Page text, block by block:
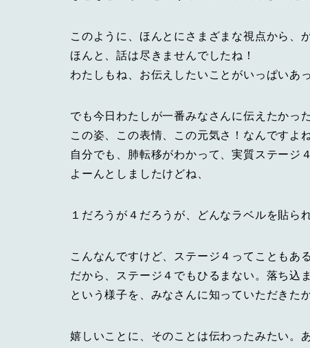
このように、ほんとにさまざまな視点から、
ほんと、話は尽きませんでしたね！
わたしもね、お伝えしたいことがいっぱいあ
でも今日わたしが一番みなさんに伝えたかっ
この姿、この表情、この元気さ！なんですよね
自分でも、肺転移がわかって、実質ステー
よーんとしましたけどね、
１だろうが４だろうが、どんなラベルを貼ら
こんなんですけど、ステージ４ってこともあ
だから、ステージ４でもひるまない。落ち込
という様子を、みなさんに知っていただきた
嬉しいことに、そのことは伝わったみたい。